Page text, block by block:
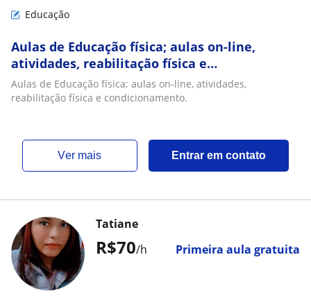
Educação
Aulas de Educação física; aulas on-line,
atividades, reabilitação física e
condicionamento
Aulas de Educação física; aulas on-line, atividades,
reabilitação física e condicionamento.
ver mais Entrar em contato
R$70/h Primeira aula gratuita
Tatiane